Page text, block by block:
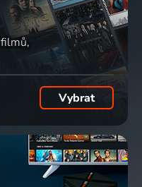
filmů
Vybrat